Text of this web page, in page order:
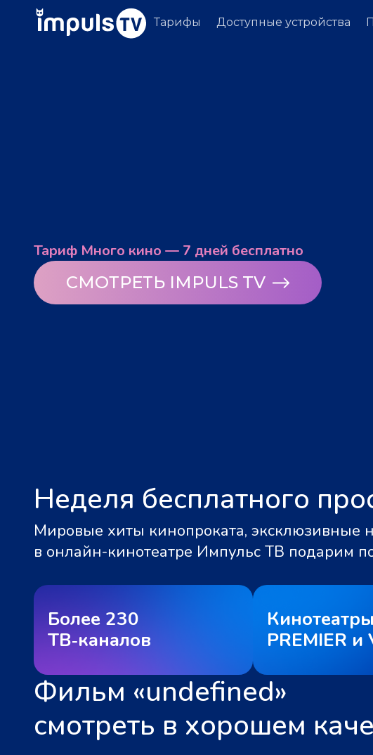
Тарифы Доступные устройства
Тариф Много кино — 7 дней бесплатно
СМОТРЕТЬ IMPULS TV
Неделя бесплатного
Мировые хиты кинопроката, эксклюзивные
в онлайн-кинотеатре Импульс ТВ подарим
Более 230
ТВ‑каналов
PREMIER и
Фильм «undefined»
смотреть в хорошем